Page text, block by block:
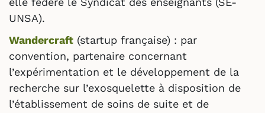
UNSA).
Wandercraft (startup française) : par
convention, partenaire concernant
l’expérimentation et le développement de la
recherche sur l’exosquelette à disposition de
l’établissement de soins de suite et de